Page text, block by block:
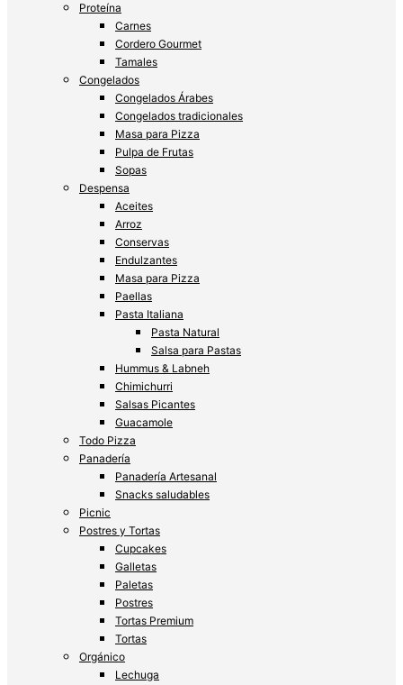
Proteína
Carnes
Cordero Gourmet
Tamales
Congelados
Congelados Árabes
Congelados tradicionales
Masa para Pizza
Pulpa de Frutas
Sopas
Despensa
Aceites
Arroz
Conservas
Endulzantes
Masa para Pizza
Paellas
Pasta Italiana
Pasta Natural
Salsa para Pastas
Hummus & Labneh
Chimichurri
Salsas Picantes
Guacamole
Todo Pizza
Panadería
Panadería Artesanal
Snacks saludables
Picnic
Postres y Tortas
Cupcakes
Galletas
Paletas
Postres
Tortas Premium
Tortas
Orgánico
Lechuga